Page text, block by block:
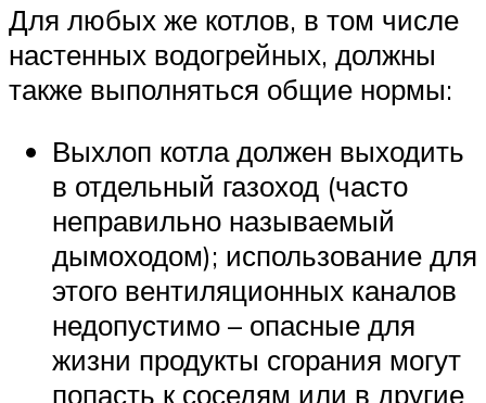
Для любых же котлов, в том числе
настенных водогрейных, должны
также выполняться общие нормы:
Выхлоп котла должен выходить
в отдельный газоход (часто
неправильно называемый
дымоходом); использование для
этого вентиляционных каналов
недопустимо – опасные для
жизни продукты сгорания могут
попасть к соседям или в другие